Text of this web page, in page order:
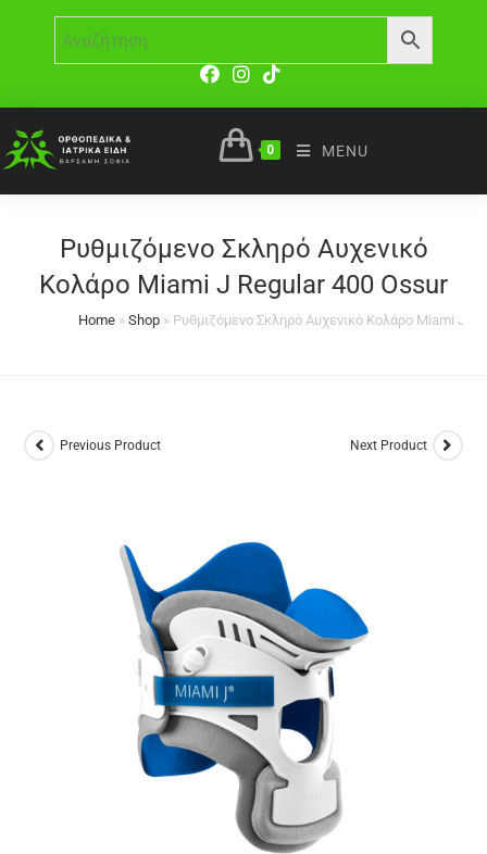
0 MENU
Ρυθμιζόμενο Σκληρό Αυχενικό
Κολάρο Miami J Regular 400 Ossur
Home »Shop » Ρυθμιζόμενο Σκληρό Αυχενικό Κολάρο Miami J
Previous Product Next Product